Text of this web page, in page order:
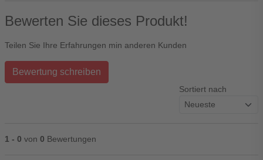
Bewerten Sie dieses Produkt!
Teilen Sie Ihre Erfahrungen min anderen Kunden
Bewertung schreiben
Sortiert nach
1 - 0 von 0 Bewertungen